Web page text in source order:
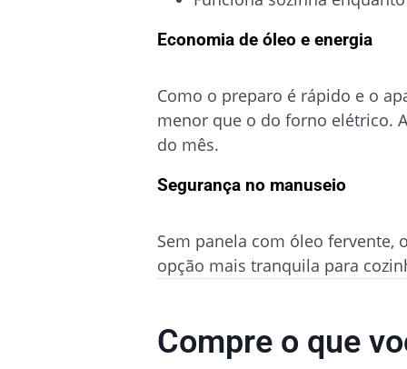
Economia de óleo e energia
Como o preparo é rápido e o
menor que o do forno elétrico.
do mês.
Segurança no manuseio
Sem panela com óleo fervente,
opção mais tranquila para
Compre o que